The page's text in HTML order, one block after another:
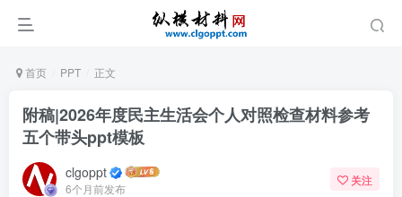
首页 PPT 正文
附稿|2026年度民主生活会个人对照检查材料参考
五个带头ppt模板
clgoppt
6个月前发布
关注